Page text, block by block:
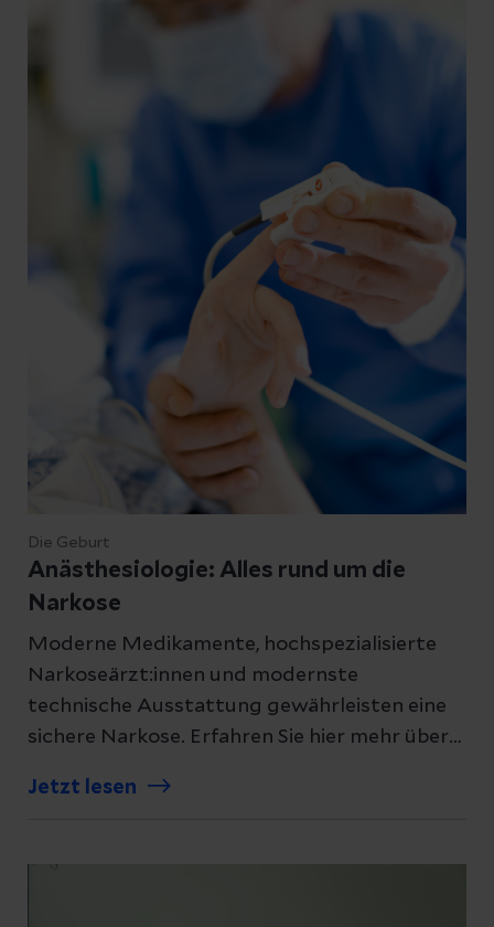
Die Geburt
Anästhesiologie: Alles rund um die
Narkose
Moderne Medikamente, hochspezialisierte
Narkoseärzt:innen und modernste
technische Ausstattung gewährleisten eine
sichere Narkose. Erfahren Sie hier mehr über
Jetzt lesen